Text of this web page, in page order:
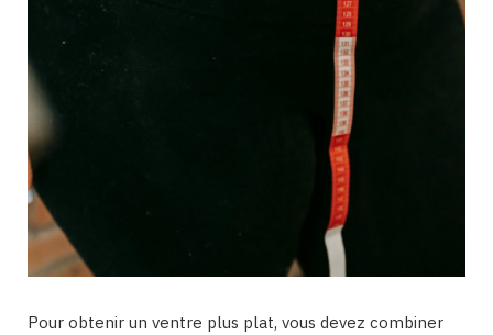
Pour obtenir un ventre plus plat, vous devez combiner